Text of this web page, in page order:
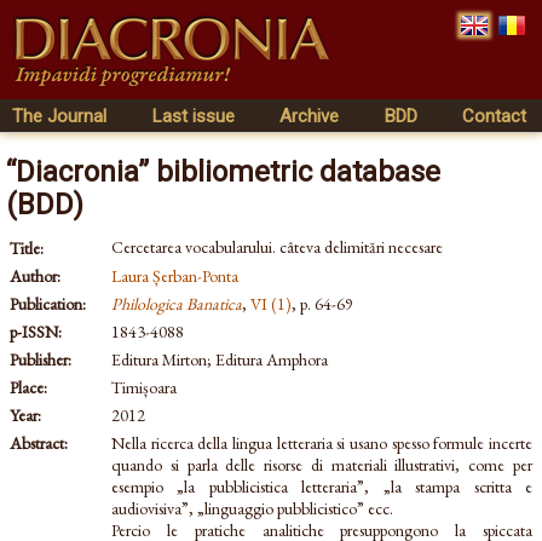
The Journal Last issue Archive BDD Contact
“Diacronia” bibliometric database
(BDD)
Title:
Cercetarea vocabularului. câteva delimitări necesare
Author:
Laura Șerban-Ponta
Publication:
Philologica Banatica, VI (1), p. 64-69
p-ISSN:
1843-4088
Publisher:
Editura Mirton; Editura Amphora
Place:
Timișoara
Year:
2012
Abstract:
Nella ricerca della lingua letteraria si usano spesso formule incerte
quando si parla delle risorse di materiali illustrativi, come per
esempio „la pubblicistica letteraria”, „la stampa scritta e
audiovisiva”, „linguaggio pubblicistico” ecc.
Percio le pratiche analitiche presuppongono la spiccata